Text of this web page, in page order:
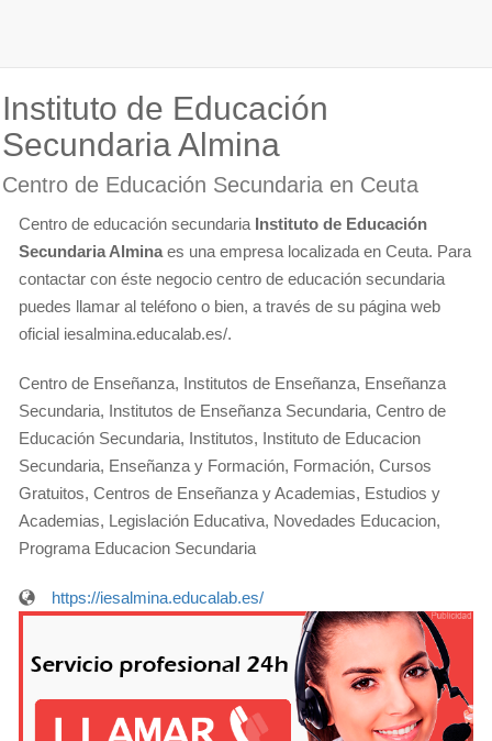
Instituto de Educación
Secundaria Almina
Centro de Educación Secundaria en Ceuta
Centro de educación secundaria Instituto de Educación
Secundaria Almina es una empresa localizada en Ceuta. Para
contactar con éste negocio centro de educación secundaria
puedes llamar al teléfono o bien, a través de su página web
oficial iesalmina.educalab.es/.
Centro de Enseñanza, Institutos de Enseñanza, Enseñanza
Secundaria, Institutos de Enseñanza Secundaria, Centro de
Educación Secundaria, Institutos, Instituto de Educacion
Secundaria, Enseñanza y Formación, Formación, Cursos
Gratuitos, Centros de Enseñanza y Academias, Estudios y
Academias, Legislación Educativa, Novedades Educacion,
Programa Educacion Secundaria
https://iesalmina.educalab.es/